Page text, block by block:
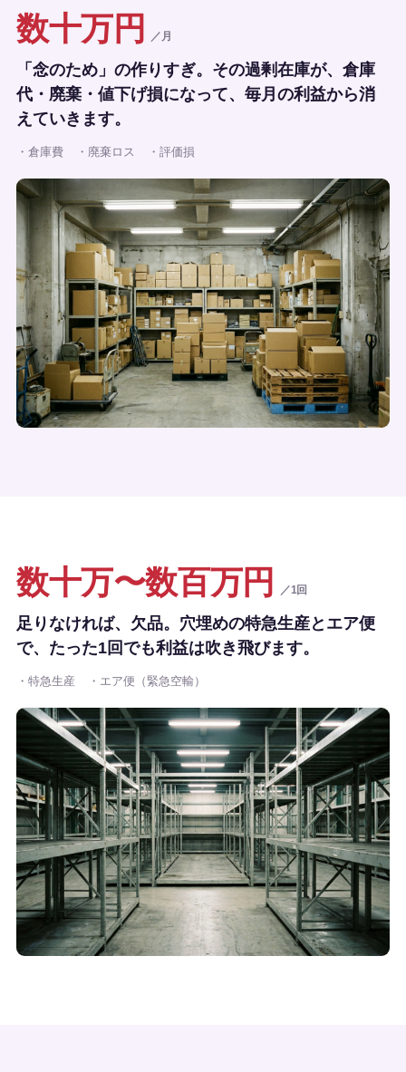
数十万円 ／月
「念のため」の作りすぎ。その過剰在庫が、倉庫
代・廃棄・値下げ損になって、毎月の利益から消
えていきます。
・倉庫費 ・廃棄ロス ・評価損
数十万〜数百万円 ／1回
足りなければ、欠品。穴埋めの特急生産とエア便
で、たった1回でも利益は吹き飛びます。
・特急生産 ・エア便（緊急空輸）